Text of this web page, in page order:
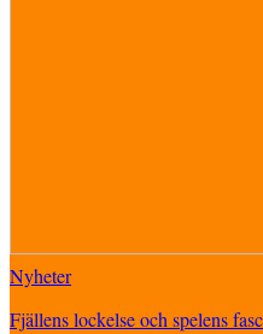
Nyheter
Fjällens lockelse och spelens